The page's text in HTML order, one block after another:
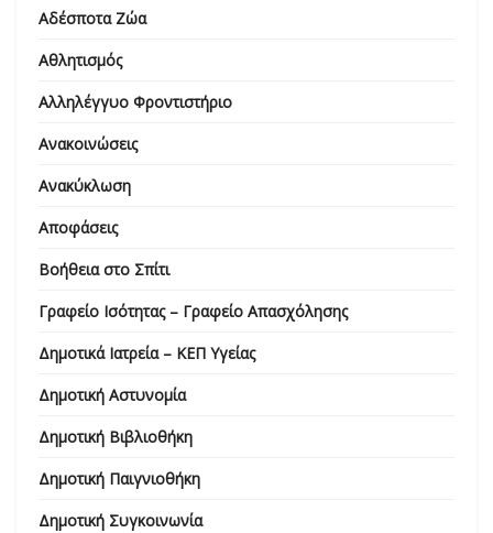
Αδέσποτα Ζώα
Αθλητισμός
Αλληλέγγυο Φροντιστήριο
Ανακοινώσεις
Ανακύκλωση
Αποφάσεις
Βοήθεια στο Σπίτι
Γραφείο Ισότητας – Γραφείο Απασχόλησης
Δημοτικά Ιατρεία – ΚΕΠ Υγείας
Δημοτική Αστυνομία
Δημοτική Βιβλιοθήκη
Δημοτική Παιγνιοθήκη
Δημοτική Συγκοινωνία